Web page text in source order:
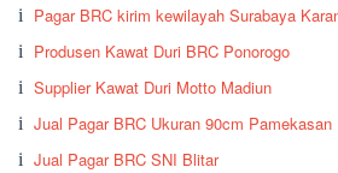
Pagar BRC kirim kewilayah Surabaya
Produsen Kawat Duri BRC Ponorogo
Supplier Kawat Duri Motto Madiun
Jual Pagar BRC Ukuran 90cm Pamekasan
Jual Pagar BRC SNI Blitar